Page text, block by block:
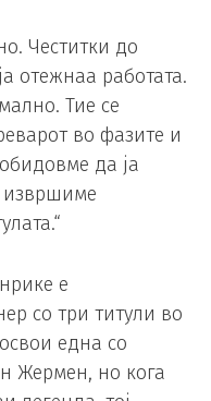
Честитки до
отежнаа работата.
Тие се
во фазите и
да ја
извршиме
е
со три титули во
една со
Жермен, но кога